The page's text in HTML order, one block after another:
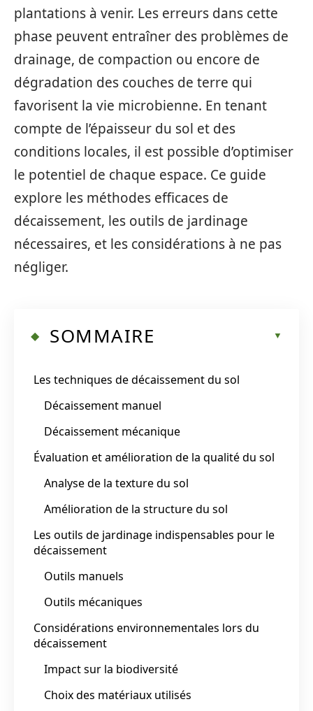
plantations à venir. Les erreurs dans cette
phase peuvent entraîner des problèmes de
drainage, de compaction ou encore de
dégradation des couches de terre qui
favorisent la vie microbienne. En tenant
compte de l’épaisseur du sol et des
conditions locales, il est possible d’optimiser
le potentiel de chaque espace. Ce guide
explore les méthodes efficaces de
décaissement, les outils de jardinage
nécessaires, et les considérations à ne pas
négliger.
SOMMAIRE
Les techniques de décaissement du sol
Décaissement manuel
Décaissement mécanique
Évaluation et amélioration de la qualité du sol
Analyse de la texture du sol
Amélioration de la structure du sol
Les outils de jardinage indispensables pour le
décaissement
Outils manuels
Outils mécaniques
Considérations environnementales lors du
décaissement
Impact sur la biodiversité
Choix des matériaux utilisés